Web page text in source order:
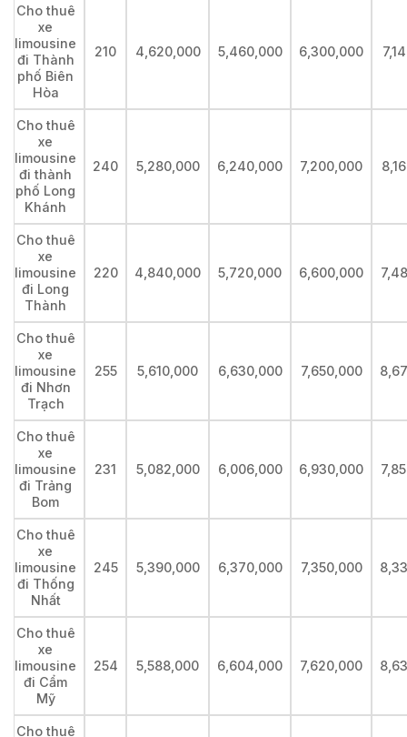
Cho thuê
xe
limousine
đi Thành
phố Biên
Hòa
210 4,620,000 5,460,000 6,300,000
Cho thuê
xe
limousine
đi thành
phố Long
Khánh
240 5,280,000 6,240,000 7,200,000
Cho thuê
xe
limousine
đi Long
Thành
220 4,840,000 5,720,000 6,600,000
Cho thuê
xe
limousine
đi Nhơn
Trạch
255 5,610,000 6,630,000 7,650,000
Cho thuê
xe
limousine
đi Trảng
Bom
231 5,082,000 6,006,000 6,930,000
Cho thuê
xe
limousine
đi Thống
Nhất
245 5,390,000 6,370,000 7,350,000
Cho thuê
xe
limousine
đi Cẩm
Mỹ
254 5,588,000 6,604,000 7,620,000
Cho thuê